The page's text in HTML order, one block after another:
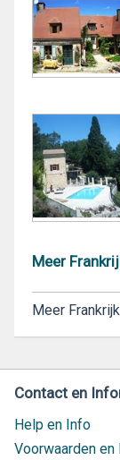
Meer
Meer
Contact en
Help en Info
Voorwaarden en